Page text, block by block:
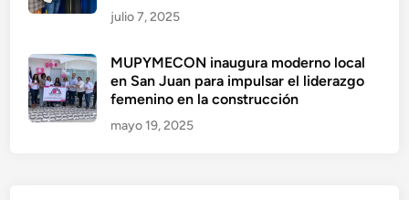
julio 7, 2025
MUPYMECON inaugura moderno local
en San Juan para impulsar el liderazgo
femenino en la construcción
mayo 19, 2025